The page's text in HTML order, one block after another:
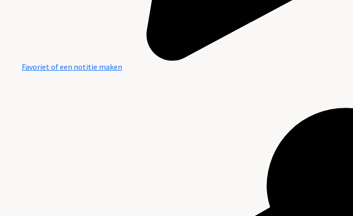
Favoriet of een notitie maken